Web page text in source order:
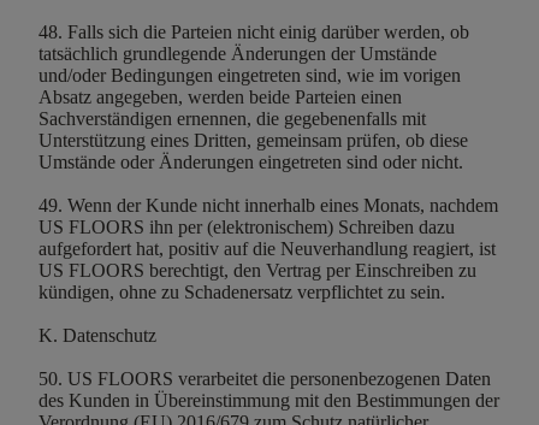
48. Falls sich die Parteien nicht einig darüber werden, ob
tatsächlich grundlegende Änderungen der Umstände
und/oder Bedingungen eingetreten sind, wie im vorigen
Absatz angegeben, werden beide Parteien einen
Sachverständigen ernennen, die gegebenenfalls mit
Unterstützung eines Dritten, gemeinsam prüfen, ob diese
Umstände oder Änderungen eingetreten sind oder nicht.
49. Wenn der Kunde nicht innerhalb eines Monats, nachdem
US FLOORS ihn per (elektronischem) Schreiben dazu
aufgefordert hat, positiv auf die Neuverhandlung reagiert, ist
US FLOORS berechtigt, den Vertrag per Einschreiben zu
kündigen, ohne zu Schadenersatz verpflichtet zu sein.
K. Datenschutz
50. US FLOORS verarbeitet die personenbezogenen Daten
des Kunden in Übereinstimmung mit den Bestimmungen der